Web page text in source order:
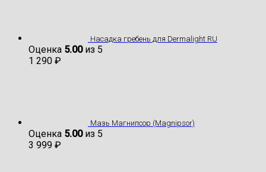
Насадка гребень для Dermalight RU
Оценка 5.00из 5
1 290 ₽
Мазь Магнипсор (Magnipsor)
Оценка 5.00из 5
3 999 ₽